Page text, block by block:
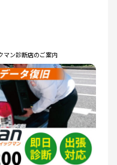
ン診断店のご案内